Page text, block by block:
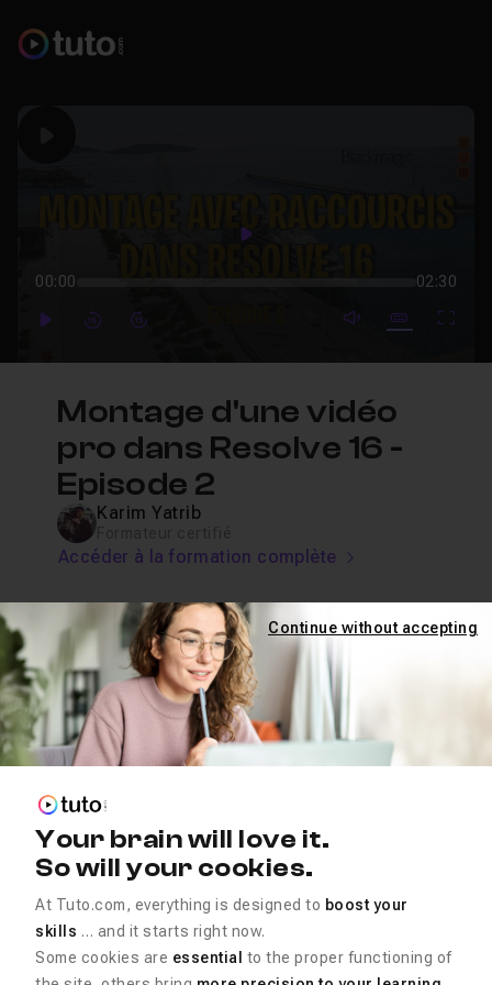
Play
00:00 02:30
PlayForwardForward mute video
Subtitles
Montage d'une vidéo
pro dans Resolve 16 -
Episode 2
Karim Yatrib
Accéder à la formation complète